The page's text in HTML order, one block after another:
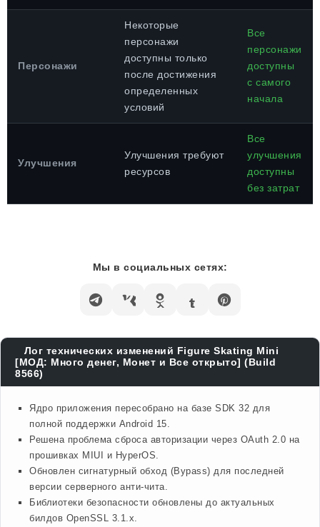
Персонажи
Некоторые
персонажи
доступны только
после достижения
определенных
условий
Все
персонажи
доступны
с самого
начала
Улучшения
Улучшения требуют
ресурсов
Все
улучшения
доступны
без затрат
Мы в социальных сетях:
Лог технических изменений Figure Skating Mini
[МОД: Много денег, Монет и Все открыто] (Build
8566)
Ядро приложения пересобрано на базе SDK 32 для
полной поддержки Android 15.
Решена проблема сброса авторизации через OAuth 2.0 на
прошивках MIUI и HyperOS.
Обновлен сигнатурный обход (Bypass) для последней
версии серверного анти-чита.
Библиотеки безопасности обновлены до актуальных
билдов OpenSSL 3.1.x.